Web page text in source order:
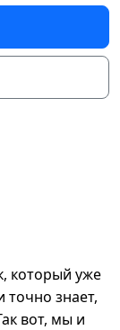
который уже
точно знает,
вот, мы и